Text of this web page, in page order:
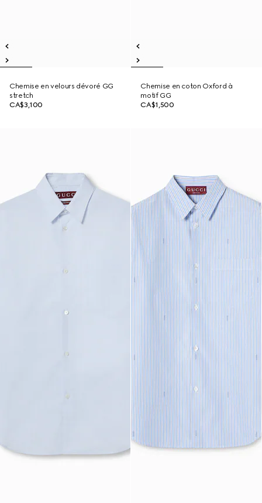
Chemise en velours dévoré GG
stretch
CA$3,100
Chemise en coton Oxford à
motif GG
CA$1,500